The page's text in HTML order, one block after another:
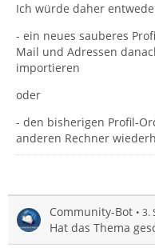
Ich würde daher
- ein neues sauberes
Mail und Adressen
importieren
oder
- den bisherigen Profil-
anderen Rechner
Community-Bot 3.
Hat das Thema